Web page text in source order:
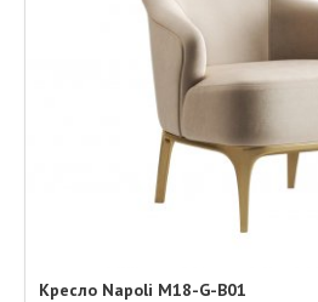
Кресло Napoli M18-G-B01